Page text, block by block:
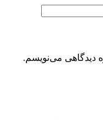
دیدگاهی می‌نویسم.